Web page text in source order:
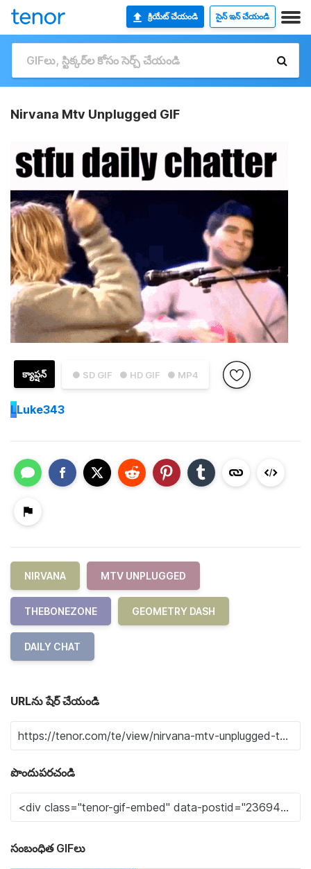
క్రియేట్ చేయండి సైన్ ఇన్ చేయండి
Nirvana Mtv Unplugged GIF
● SD GIF ● HD GIF ● MP4
క్యాప్షన్
LLuke343
NIRVANA MTV UNPLUGGED
THEBONEZONE GEOMETRY DASH
DAILY CHAT
URLను షేర్ చేయండి
పొందుపరచండి
సంబంధిత GIFలు